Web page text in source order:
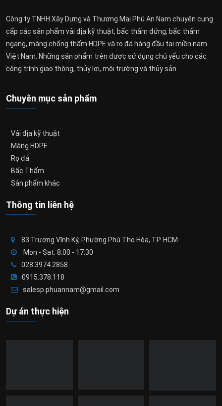
Công ty TNHH Xây Dựng và Thương Mại Phú An Nam chuyên cung
cấp các sản phẩm vải địa kỹ thuật, bấc thấm đứng, bấc thấm
ngang, màng chống thấm HDPE và rọ đá hàng đầu tại miền nam
Việt Nam. Những sản phẩm trên được sử dụng chủ yếu cho các
công trình giao thông, thủy lợi, môi trường và thủy sản.
Chuyên mục sản phẩm
Vải địa kỹ thuật
Màng HDPE
Rọ đá
Bấc Thấm
Sản phẩm khác
Thông tin liên hệ
83 Trương Vĩnh Ký, Phường Phú Thọ Hòa, TP. HCM
Mon - Sat: 8:00 - 17:30
028.3974.2858
0915.378.118
salesp.phuannam@gmail.com
Dự án thực hiện